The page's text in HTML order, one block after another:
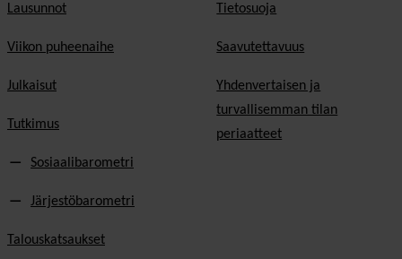
Lausunnot
Viikon puheenaihe
Julkaisut
Tutkimus
Sosiaalibarometri
Järjestöbarometri
Talouskatsaukset
Tietosuoja
Saavutettavuus
Yhdenvertaisen ja
turvallisemman tilan
periaatteet